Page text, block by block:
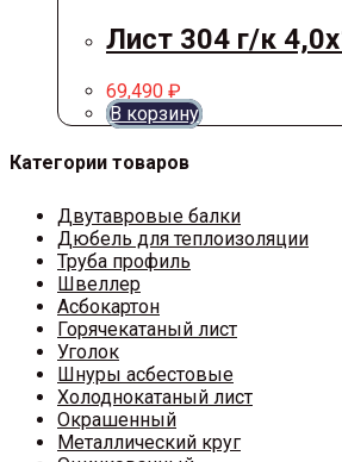
Лист 304 г/к
69,490 ₽
В корзину
Категории товаров
Двутавровые балки
Дюбель для теплоизоляции
Труба профиль
Швеллер
Асбокартон
Горячекатаный лист
Уголок
Шнуры асбестовые
Холоднокатаный лист
Окрашенный
Металлический круг